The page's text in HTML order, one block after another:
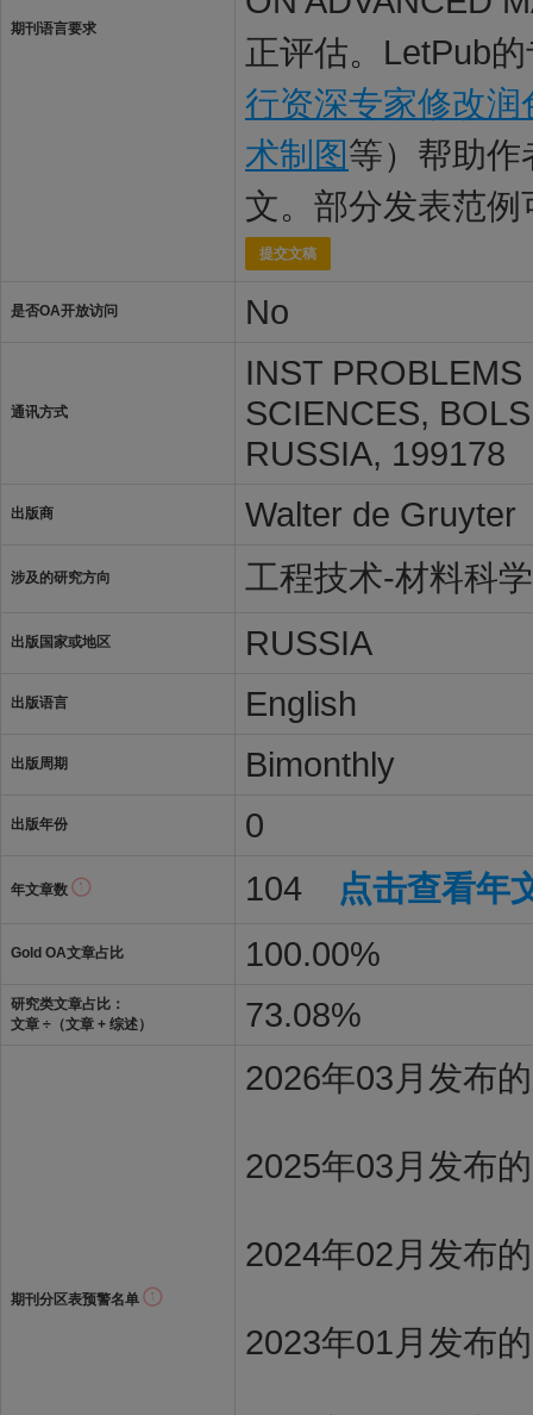
期刊语言要求
正评估。LetPub
行资深专家修改润
术制图等）帮助作
文。部分发表范例
提交文稿
是否OA开放访问 No
通讯方式
INST
SCIENCES,
RUSSIA, 199178
出版商 Walter de Gruyter
涉及的研究方向 工程技术-材料科
出版国家或地区 RUSSIA
出版语言 English
出版周期 Bimonthly
出版年份 0
年文章数 104 点击查看年
Gold OA文章占比 100.00%
研究类文章占比：
文章 ÷（文章 + 综述）
73.08%
期刊分区表预警名单
2026年03月发布
2025年03月发布
2024年02月发布
2023年01月发布